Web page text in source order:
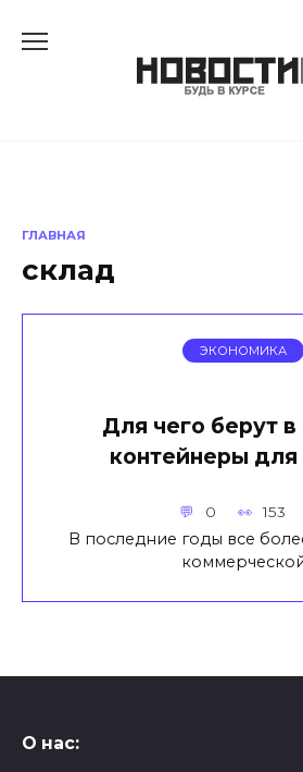
ГЛАВНАЯ
склад
ЭКОНОМИКА
Для чего берут
контейнеры
0 153
В последние годы все
О нас: